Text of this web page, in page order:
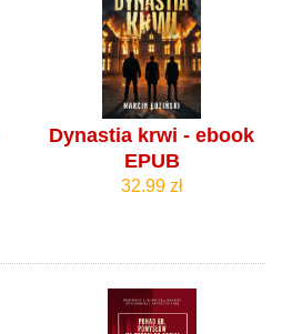
Dynastia krwi - ebook
EPUB
32.99 zł